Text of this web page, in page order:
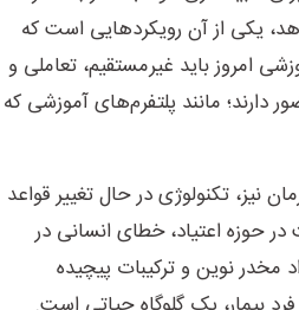
یکی از آن رویکردهایی است که
امروز باید غیرمستقیم، تعاملی و
مانند پلتفرم‌های آموزشی که
نیز، تکنولوژی در حال تغییر قواعد
حوزه اعتیاد، خطای انسانی در
نوین و ترکیبات پیچیده